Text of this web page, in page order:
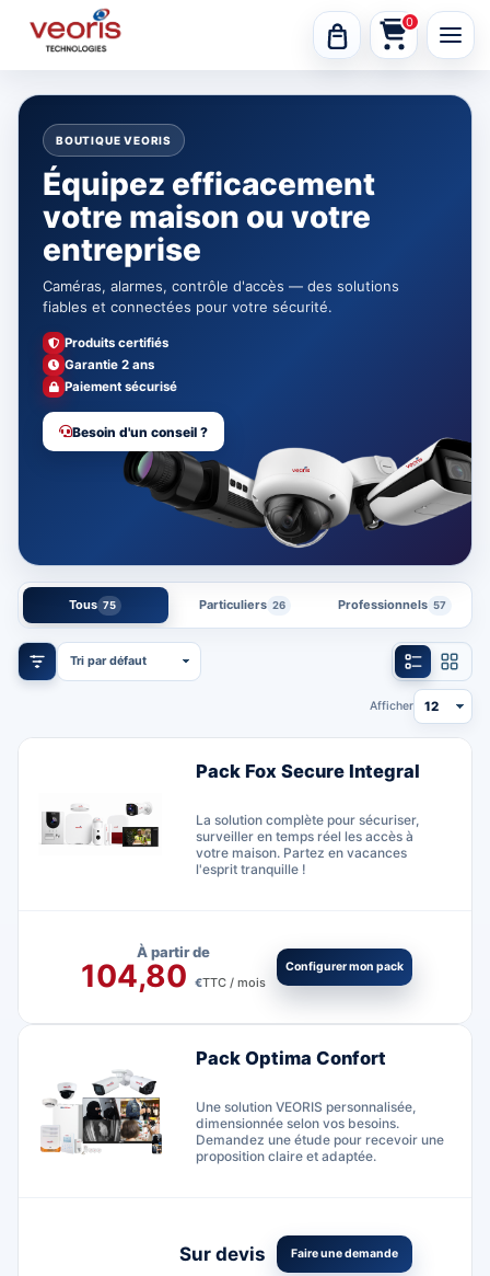
0
BOUTIQUE VEORIS
Équipez efficacement
votre maison ou votre
entreprise
Caméras, alarmes, contrôle d'accès — des solutions
fiables et connectées pour votre sécurité.
Produits certifiés
Garantie 2 ans
Paiement sécurisé
Besoin d'un conseil ?
Tous 75 Particuliers 26 Professionnels 57
23 produits trouvés
Ouvrir les filtres
Afficher
Pack Fox Secure Integral
La solution complète pour sécuriser,
surveiller en temps réel les accès à
votre maison. Partez en vacances
l'esprit tranquille !
À partir de
104,80 €TTC / mois
Configurer mon pack
Pack Optima Confort
Une solution VEORIS personnalisée,
dimensionnée selon vos besoins.
Demandez une étude pour recevoir une
proposition claire et adaptée.
Sur devis Faire une demande